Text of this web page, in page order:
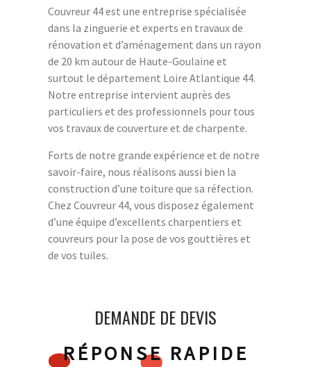
Couvreur 44 est une entreprise spécialisée
dans la zinguerie et experts en travaux de
rénovation et d’aménagement dans un rayon
de 20 km autour de Haute-Goulaine et
surtout le département Loire Atlantique 44.
Notre entreprise intervient auprès des
particuliers et des professionnels pour tous
vos travaux de couverture et de charpente.
Forts de notre grande expérience et de notre
savoir-faire, nous réalisons aussi bien la
construction d’une toiture que sa réfection.
Chez Couvreur 44, vous disposez également
d’une équipe d’excellents charpentiers et
couvreurs pour la pose de vos gouttières et
de vos tuiles.
DEMANDE DE DEVIS
RÉPONSE RAPIDE